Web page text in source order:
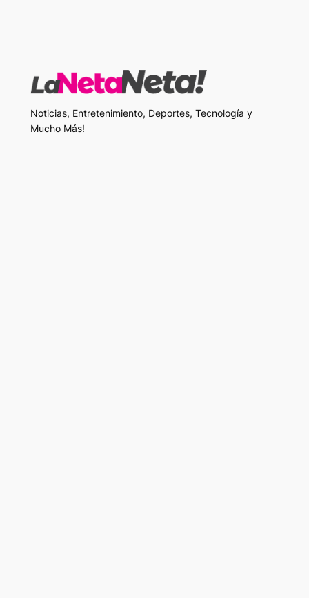
Noticias, Entretenimiento, Deportes, Tecnología y
Mucho Más!